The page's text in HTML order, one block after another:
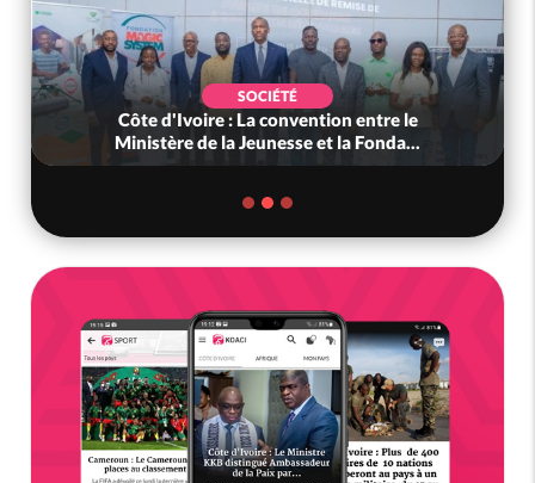
SOCIÉTÉ
Côte d'Ivoire : La convention entre le
Ministère de la Jeunesse et la Fonda...